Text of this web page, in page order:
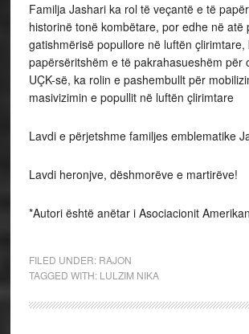
Familja Jashari ka rol të veçantë e të
historinë tonë kombëtare, por edhe në atë
gatishmërisë popullore në luftën çlirimtare,
papërsëritshëm e të pakrahasueshëm për
UÇK-së, ka rolin e pashembullt për
masivizimin e popullit në luftën çlirimtare
Lavdi e përjetshme familjes emblematike
Lavdi heronjve, dëshmorëve e martirëve!
*Autori është anëtar i Asociacionit
FILED UNDER: RAJON
TAGGED WITH: LULZIM NIKA